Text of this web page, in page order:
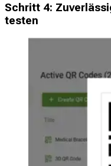
Schritt 4:
testen